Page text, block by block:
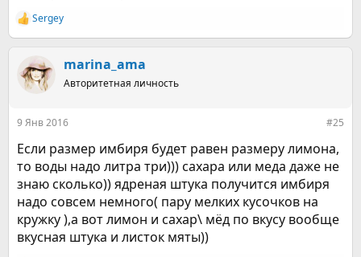
Р
е
ц
Sergey
marina_ama
Авторитетная личность
9 Янв 2016 #25
Если размер имбиря будет равен размеру лимона,
то воды надо литра три))) сахара или меда даже не
знаю сколько)) ядреная штука получится имбиря
надо совсем немного( пару мелких кусочков на
кружку ),а вот лимон и сахар\ мёд по вкусу вообще
вкусная штука и листок мяты))